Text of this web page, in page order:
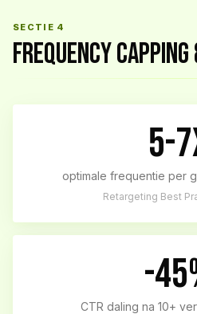
SECTIE 4
FREQUENCY
5-
optimale frequentie per
Retargeting Best
-
CTR daling na 10+